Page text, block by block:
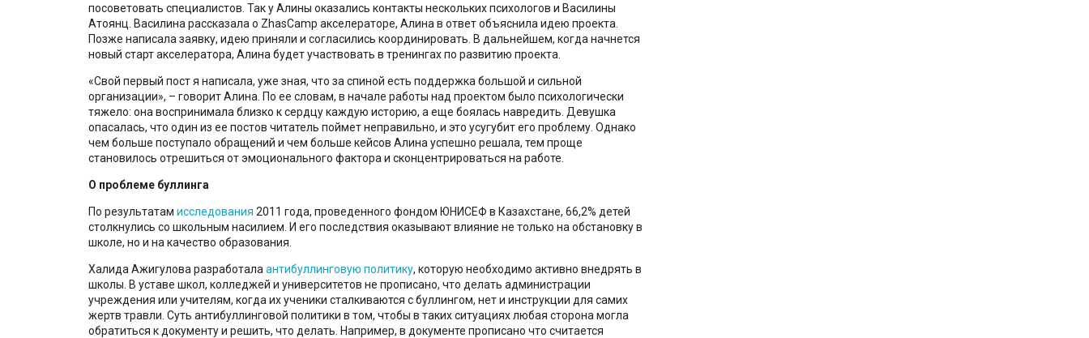
посоветовать специалистов. Так у Алины оказались контакты нескольких психологов и Василины
Атоянц. Василина рассказала о ZhasCamp акселераторе, Алина в ответ объяснила идею проекта.
Позже написала заявку, идею приняли и согласились координировать. В дальнейшем, когда начнется
новый старт акселератора, Алина будет участвовать в тренингах по развитию проекта.
«Свой первый пост я написала, уже зная, что за спиной есть поддержка большой и сильной
организации», – говорит Алина. По ее словам, в начале работы над проектом было психологически
тяжело: она воспринимала близко к сердцу каждую историю, а еще боялась навредить. Девушка
опасалась, что один из ее постов читатель поймет неправильно, и это усугубит его проблему. Однако
чем больше поступало обращений и чем больше кейсов Алина успешно решала, тем проще
становилось отрешиться от эмоционального фактора и сконцентрироваться на работе.
О проблеме буллинга
По результатам исследования 2011 года, проведенного фондом ЮНИСЕФ в Казахстане, 66,2% детей
столкнулись со школьным насилием. И его последствия оказывают влияние не только на обстановку в
школе, но и на качество образования.
Халида Ажигулова разработала антибуллинговую политику, которую необходимо активно внедрять в
школы. В уставе школ, колледжей и университетов не прописано, что делать администрации
учреждения или учителям, когда их ученики сталкиваются с буллингом, нет и инструкции для самих
жертв травли. Суть антибуллинговой политики в том, чтобы в таких ситуациях любая сторона могла
обратиться к документу и решить, что делать. Например, в документе прописано что считается